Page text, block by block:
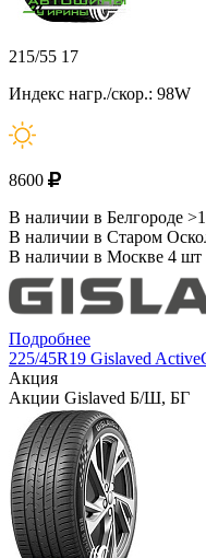
215/55 17
Индекс нагр./скор.: 98W
8600
В наличии в Белгороде
В наличии в Старом
В наличии в Москве 4 шт
Подробнее
225/45R19 Gislaved
Акция
Акции Gislaved Б/Ш, БГ